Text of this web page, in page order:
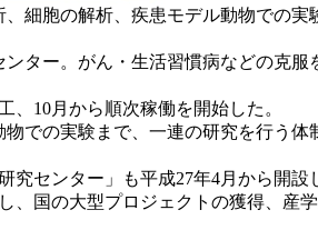
細胞の解析、疾患モデル動物での実
ター。がん・生活習慣病などの克服
10月から順次稼働を開始した。
での実験まで、一連の研究を行う体
センター」も平成27年4月から開設
国の大型プロジェクトの獲得、産